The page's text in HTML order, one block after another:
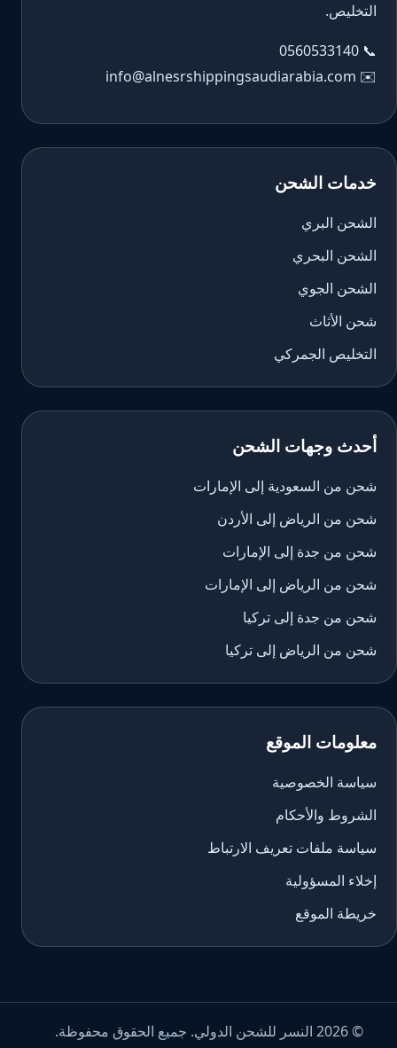
التخليص.
📞
0560533140
✉️
info@alnesrshippingsaudiarabia.com
خدمات الشحن
الشحن البري
الشحن البحري
الشحن الجوي
شحن الأثاث
التخليص الجمركي
أحدث وجهات الشحن
شحن من السعودية إلى الإمارات
شحن من الرياض إلى الأردن
شحن من جدة إلى الإمارات
شحن من الرياض إلى الإمارات
شحن من جدة إلى تركيا
شحن من الرياض إلى تركيا
معلومات الموقع
سياسة الخصوصية
الشروط والأحكام
سياسة ملفات تعريف الارتباط
إخلاء المسؤولية
خريطة الموقع
© 2026 النسر للشحن الدولي. جميع الحقوق محفوظة.